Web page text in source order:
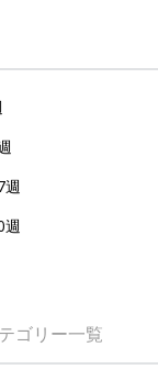
ゴリー一覧